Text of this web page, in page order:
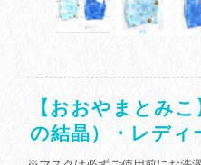
【おおやまとみ
の結晶）・レディ